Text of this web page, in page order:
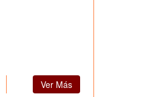
Ver Más